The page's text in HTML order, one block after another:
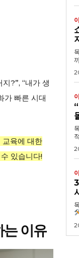
?”, “내가 생
가 빠른 시대
교육에 대한
있습니다!
는 이유
목차 1. 쇼핑